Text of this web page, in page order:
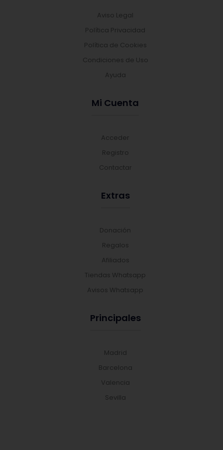
Aviso Legal
Política Privacidad
Política de Cookies
Condiciones de Uso
Ayuda
Mi Cuenta
Acceder
Registro
Contactar
Extras
Donación
Regalos
Afiliados
Tiendas Whatsapp
Avisos Whatsapp
Principales
Madrid
Barcelona
Valencia
Sevilla